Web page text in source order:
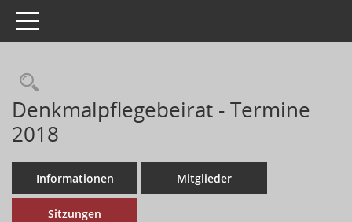
Toggle navigation
Denkmalpflegebeirat - Termine
2018
Informationen Mitglieder
Sitzungen